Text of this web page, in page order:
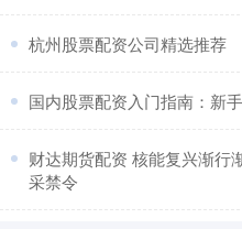
​杭州股票配资公司精选推荐
国内股票配资入门指南：新
财达期货配资 核能复兴渐行
采禁令